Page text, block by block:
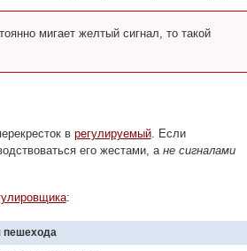
мигает желтый сигнал, то такой
в регулируемый. Если
его жестами, а не сигналами
:
пешехода